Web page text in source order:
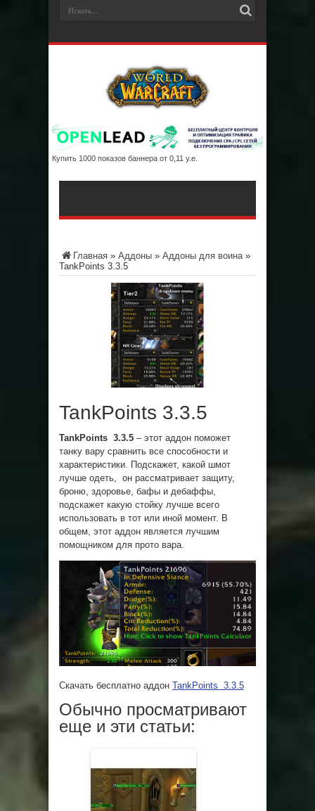
Купить 1000 показов баннера от 0,11 у.е.
Главная » Аддоны » Аддоны для воина»
TankPoints 3.3.5
TankPoints 3.3.5
TankPoints 3.3.5 – этот аддон поможет
танку вару сравнить все способности и
характеристики. Подскажет, какой шмот
лучше одеть, он рассматривает защиту,
броню, здоровье, бафы и дебаффы,
подскажет какую стойку лучше всего
использовать в тот или иной момент. В
общем, этот аддон является лучшим
помощником для прото вара.
Скачать бесплатно аддон TankPoints 3.3.5
Обычно просматривают
еще и эти статьи: